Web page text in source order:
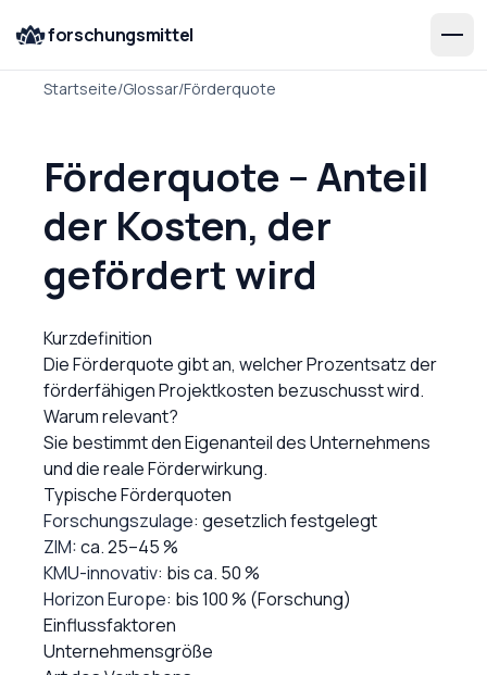
forschungsmittel
Startseite/Glossar/Förderquote
Förderquote – Anteil
der Kosten, der
gefördert wird
Kurzdefinition
Die Förderquote gibt an, welcher Prozentsatz der
förderfähigen Projektkosten bezuschusst wird.
Warum relevant?
Sie bestimmt den Eigenanteil des Unternehmens
und die reale Förderwirkung.
Typische Förderquoten
Forschungszulage: gesetzlich festgelegt
ZIM: ca. 25–45 %
KMU-innovativ: bis ca. 50 %
Horizon Europe: bis 100 % (Forschung)
Einflussfaktoren
Unternehmensgröße